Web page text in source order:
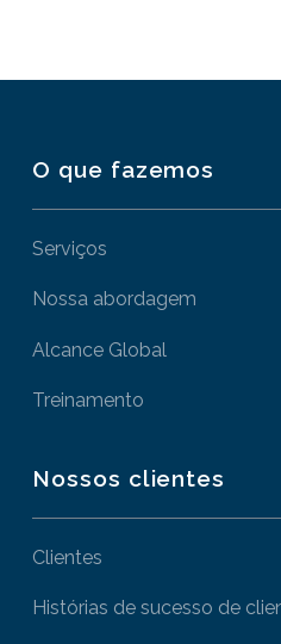
O que fazemos
Serviços
Nossa abordagem
Alcance Global
Treinamento
Nossos clientes
Clientes
Histórias de sucesso de